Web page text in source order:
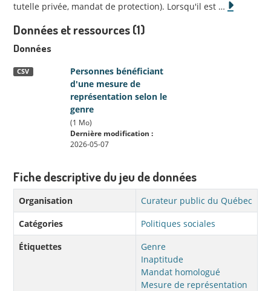
tutelle privée, mandat de protection). Lorsqu'il est …
Données et ressources (1)
Données
Personnes bénéficiant
d'une mesure de
représentation selon le
genre
CSV
(1 Mo)
Dernière modification :
2026-05-07
Fiche descriptive du jeu de données
Organisation
Curateur public du Québec
Catégories
Politiques sociales
Étiquettes
Genre
Inaptitude
Mandat homologué
Mesure de représentation